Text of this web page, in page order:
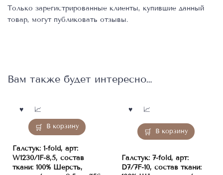
Только зарегистрированные клиенты, купившие данный
товар, могут публиковать отзывы.
Вам также будет интересно…
В корзину
Галстук: 1-fold, арт:
W1230/1F-8,5, состав
ткани: 100% Шерсть,
В корзину
Галстук: 7-fold, арт:
D7/7F-10, состав ткани: